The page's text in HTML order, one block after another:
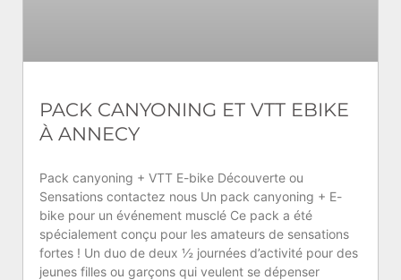
PACK CANYONING ET VTT EBIKE
À ANNECY
Pack canyoning + VTT E-bike Découverte ou
Sensations contactez nous Un pack canyoning + E-
bike pour un événement musclé Ce pack a été
spécialement conçu pour les amateurs de sensations
fortes ! Un duo de deux ½ journées d’activité pour des
jeunes filles ou garçons qui veulent se dépenser